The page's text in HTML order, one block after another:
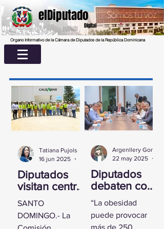
elDiputado
Digital
Organo Informativo de la Cámara de Diputados de la República Dominicana
Diputados
visitan centro
UASD La
Romana para
conocer
SANTO
DOMINGO.- La
Tatiana Pujols
16 jun 2025
Diputados
debaten con
experta
sobre la
obesidad
“La obesidad
puede provocar
más de 250
22 may 2025